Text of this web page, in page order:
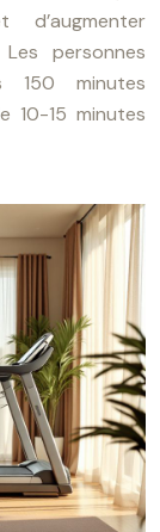
personnes
150 minutes
10-15 minutes